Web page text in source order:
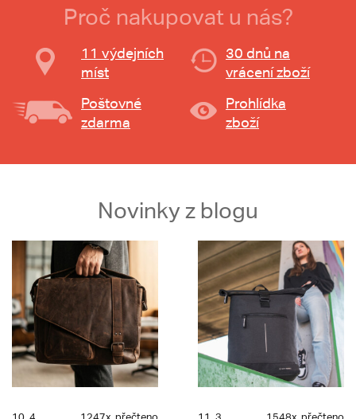
Proč nakupovat u nás?
11 výdejních
míst
30 dnů na
vrácení zboží
Poštovné
zdarma
Prohlídka
zboží
Novinky z blogu